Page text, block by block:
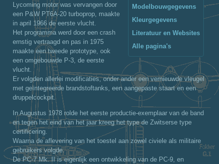
Modelbouwgegevens
Kleurgegevens
Literatuur en Websites
Alle pagina's
Lycoming motor was vervangen door
een P&W PT6A-20 turboprop, maakte
in april 1966 de eerste vlucht.
Het programma werd door een crash
ernstig vertraagd en pas in 1975
maakte een tweede prototype, ook
een omgebouwde P-3, de eerste
vlucht.
Er volgden allerlei modificaties, onder ander een vernieuwde vleugel
met geïntegreerde brandstoftanks, een aangepaste staart en een
druppelcockpit.
In Augustus 1978 rolde het eerste productie-exemplaar van de band
en tegen het eind van het jaar kreeg het type de Zwitserse type
certificering.
Waarna de aflevering van het toestel aan zowel civiele als militaire
gebruikers volgde.
De PC-7 Mk. II is eigenlijk een ontwikkeling van de PC-9, en